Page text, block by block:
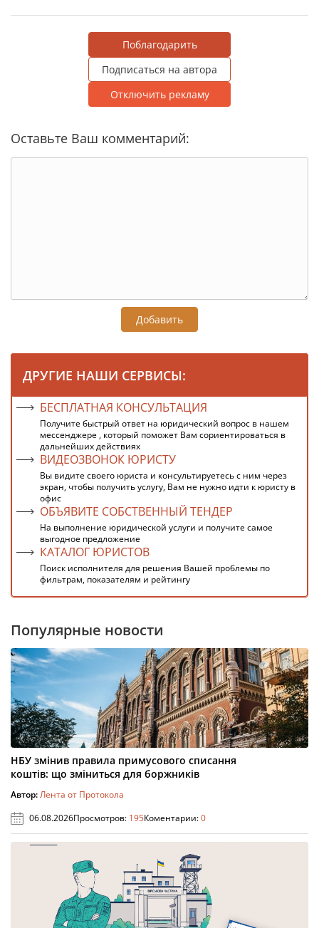
Поблагодарить
Подписаться на автора
Отключить рекламу
Оставьте Ваш комментарий:
Добавить
ДРУГИЕ НАШИ СЕРВИСЫ:
БЕСПЛАТНАЯ КОНСУЛЬТАЦИЯ
Получите быстрый ответ на юридический вопрос в нашем
мессенджере , который поможет Вам сориентироваться в
дальнейших действиях
ВИДЕОЗВОНОК ЮРИСТУ
Вы видите своего юриста и консультируетесь с ним через
экран, чтобы получить услугу, Вам не нужно идти к юристу в
офис
ОБЪЯВИТЕ СОБСТВЕННЫЙ ТЕНДЕР
На выполнение юридической услуги и получите самое
выгодное предложение
КАТАЛОГ ЮРИСТОВ
Поиск исполнителя для решения Вашей проблемы по
фильтрам, показателям и рейтингу
Популярные новости
НБУ змінив правила примусового списання
коштів: що зміниться для боржників
Автор:Лента от Протокола
06.08.2026Просмотров: 195Коментарии:0